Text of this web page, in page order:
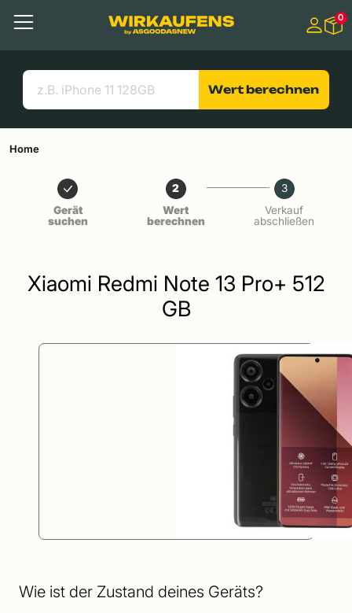
Menü
Suchen
Nützliche Links
0
Wert berechnen
Home
Gerät
suchen
2
Wert
berechnen
3
Verkauf
abschließen
Xiaomi Redmi Note 13 Pro+ 512
GB
Wie ist der Zustand deines Geräts?